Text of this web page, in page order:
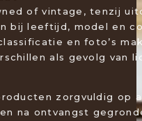
of vintage, tenzij
bij leeftijd, model en
en foto’s
als gevolg van
zorgvuldig op
na ontvangst